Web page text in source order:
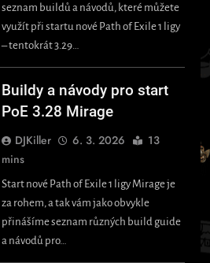
seznam buildů a návodů, které můžete
využít při startu nové Path of Exile 1 ligy
– tentokrát 3.29…
Buildy a návody pro start
PoE 3.28 Mirage
DJKiller 6. 3. 2026
13
mins
Start nové Path of Exile 1 ligy Mirage je
za rohem, a tak vám jako obvykle
přinášíme seznam různých build guide
a návodů pro…